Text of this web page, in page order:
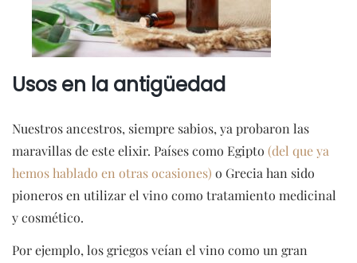
Usos en la antigüedad
Nuestros ancestros, siempre sabios, ya probaron las
maravillas de este elixir. Países como Egipto (del que ya
hemos hablado en otras ocasiones) o Grecia han sido
pioneros en utilizar el vino como tratamiento medicinal
y cosmético.
Por ejemplo, los griegos veían el vino como un gran